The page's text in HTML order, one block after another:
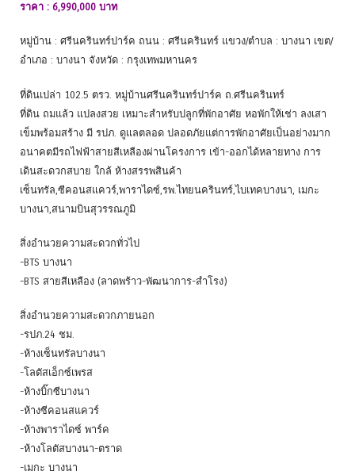
ราคา : 6,990,000 บาท
หมู่บ้าน : ศรีนครินทร์ปาร์ค ถนน : ศรีนครินทร์ แขวง/ตำบล : บางนา เขต/
อำเภอ : บางนา จังหวัด : กรุงเทพมหานคร
ที่ดินเปล่า 102.5 ตรว. หมู่บ้านศรีนครินทร์ปาร์ค ถ.ศรีนครินทร์
ที่ดิน ถมแล้ว แปลงสวย เหมาะสำหรับปลูกที่พักอาศัย หอพักให้เช่า ลงเสา
เข็มพร้อมสร้าง มี รปภ. ดูแลตลอด ปลอดภัยแต่การพักอาศัยเป็นอย่างมาก
อนาคตมีรถไฟฟ้าสายสีเหลืองผ่านโครงการ เข้า-ออกได้หลายทาง การ
เดินสะดวกสบาย ใกล้ ห้างสรรพสินค้า
เซ็นทรัล,ซีคอนสแควร์,พาราไดซ์,รพ.ไทยนครินทร์,ไบเทคบางนา, เมกะ
บางนา,สนามบินสุวรรณภูมิ
สิ่งอำนวยความสะดวกทั่วไป
-BTS บางนา
-BTS สายสีเหลือง (ลาดพร้าว-พัฒนาการ-สำโรง)
สิ่งอำนวยความสะดวกภายนอก
-รปภ.24 ชม.
-ห้างเซ็นทรัลบางนา
-โลตัสเอ็กซ์เพรส
-ห้างบิ๊กซีบางนา
-ห้างซีคอนสแควร์
-ห้างพาราไดซ์ พาร์ค
-ห้างโลตัสบางนา-ตราด
-เมกะ บางนา